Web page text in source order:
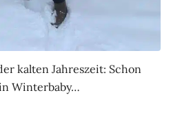
kalten Jahreszeit: Schon
Winterbaby…